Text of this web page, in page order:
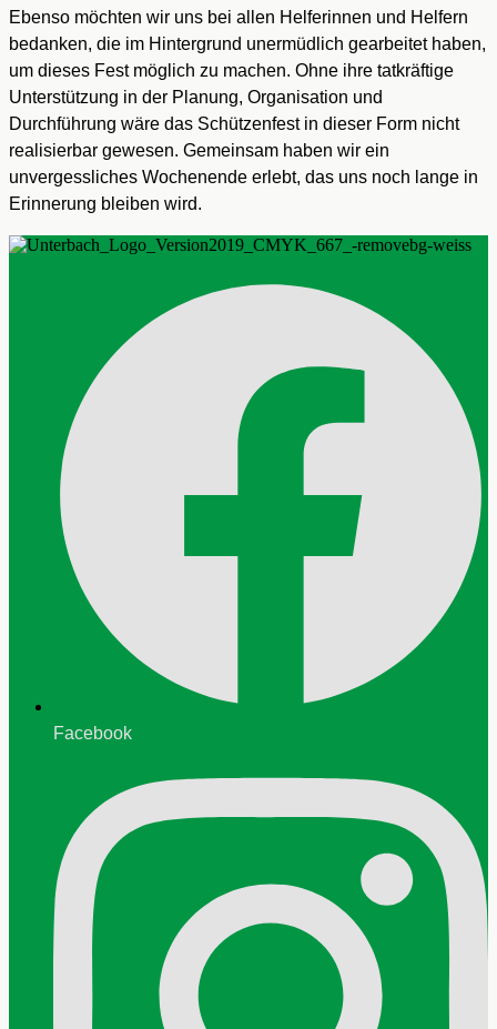
Ebenso möchten wir uns bei allen Helferinnen und Helfern
bedanken, die im Hintergrund unermüdlich gearbeitet haben,
um dieses Fest möglich zu machen. Ohne ihre tatkräftige
Unterstützung in der Planung, Organisation und
Durchführung wäre das Schützenfest in dieser Form nicht
realisierbar gewesen. Gemeinsam haben wir ein
unvergessliches Wochenende erlebt, das uns noch lange in
Erinnerung bleiben wird.
Facebook